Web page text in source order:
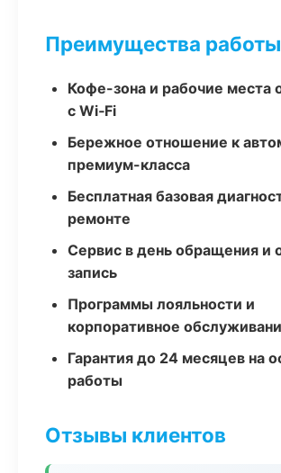
Преимущества
Кофе-зона и рабочие места
с Wi‑Fi
Бережное отношение к
премиум-класса
Бесплатная базовая
ремонте
Сервис в день обращения и
запись
Программы лояльности и
корпоративное
Гарантия до 24 месяцев на
работы
Отзывы клиентов